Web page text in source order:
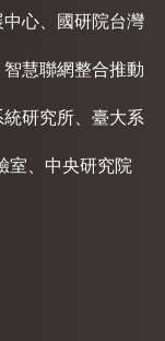
中心
國研院台灣
智慧聯網整合推動
統研究所
臺大系
、 中央研究院